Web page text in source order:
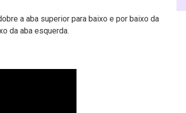
a aba superior para baixo e por baixo da
da aba esquerda.